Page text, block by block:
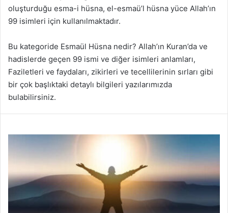
oluşturduğu esma-i hüsna, el-esmaü’l hüsna yüce Allah’ın
99 isimleri için kullanılmaktadır.
Bu kategoride Esmaül Hüsna nedir? Allah’ın Kuran’da ve
hadislerde geçen 99 ismi ve diğer isimleri anlamları,
Faziletleri ve faydaları, zikirleri ve tecellilerinin sırları gibi
bir çok başlıktaki detaylı bilgileri yazılarımızda
bulabilirsiniz.